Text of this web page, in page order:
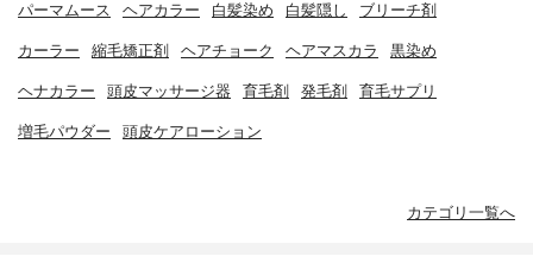
パーマムース ヘアカラー 白髪染め 白髪隠し ブリーチ剤
カーラー 縮毛矯正剤 ヘアチョーク ヘアマスカラ 黒染め
ヘナカラー 頭皮マッサージ器 育毛剤 発毛剤 育毛サプリ
増毛パウダー 頭皮ケアローション
カテゴリ一覧へ